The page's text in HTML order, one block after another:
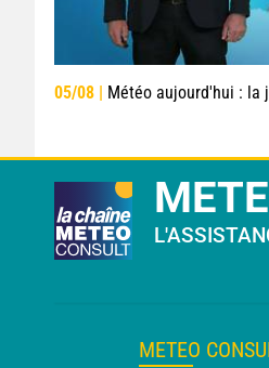
05/08 | Météo aujourd'hui : la journée la
METEO